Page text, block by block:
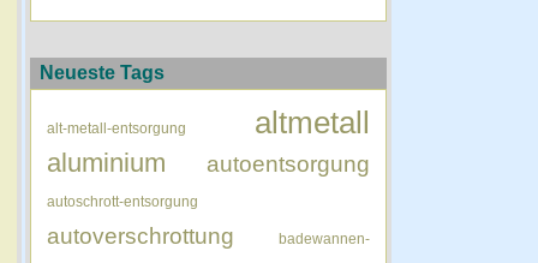
Neueste Tags
alt-metall-entsorgung altmetall
aluminium autoentsorgung
autoschrott-entsorgung
autoverschrottung badewannen-